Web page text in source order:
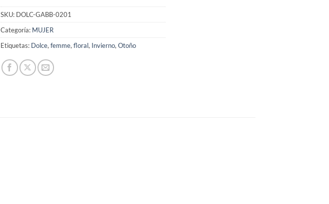
SKU: DOLC-GABB-0201
Categoría: MUJER
Etiquetas: Dolce,femme,floral, Invierno,Otoño